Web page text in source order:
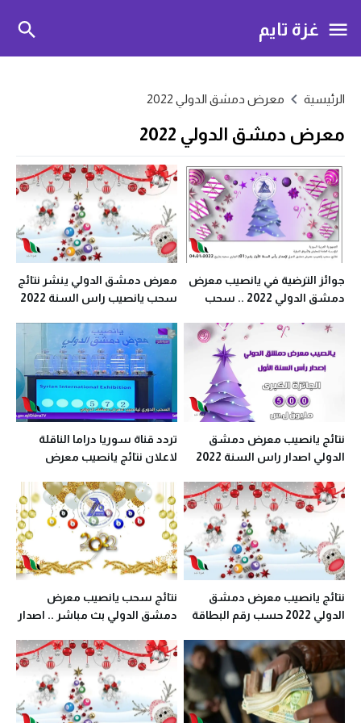
غزة تايم
الرئيسية معرض دمشق الدولي 2022
معرض دمشق الدولي 2022
جوائز الترضية في يانصيب معرض
دمشق الدولي 2022 .. سحب
معرض دمشق الدولي ينشر نتائج
سحب يانصيب راس السنة 2022
نتائج يانصيب معرض دمشق
الدولي اصدار راس السنة 2022
تردد قناة سوريا دراما الناقلة
لاعلان نتائج يانصيب معرض
نتائج يانصيب معرض دمشق
الدولي 2022 حسب رقم البطاقة
نتائج سحب يانصيب معرض
دمشق الدولي بث مباشر .. اصدار